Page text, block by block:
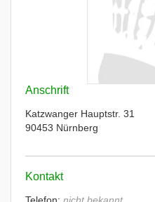
Anschrift
Katzwanger Hauptstr. 31
90453 Nürnberg
Kontakt